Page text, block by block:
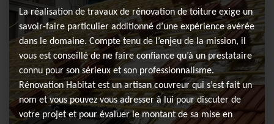
La réalisation de travaux de rénovation de toiture exige un
savoir-faire particulier additionné d’une expérience avérée
dans le domaine. Compte tenu de l’enjeu de la mission, il
vous est conseillé de ne faire confiance qu’à un prestataire
connu pour son sérieux et son professionnalisme.
Rénovation Habitat est un artisan couvreur qui s’est fait un
nom et vous pouvez vous adresser à lui pour discuter de
votre projet et pour évaluer le montant de sa mise en